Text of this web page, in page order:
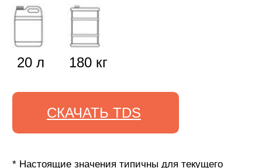
за собой право изменять любые технические
данные в настоящей информации о продукте в
уведомления.
8-800-302-47-37
sale@nexxolrus.com